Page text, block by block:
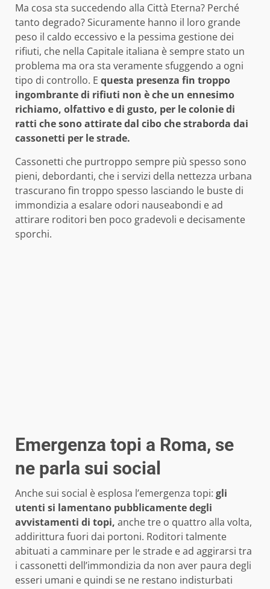
Ma cosa sta succedendo alla Città Eterna? Perché
tanto degrado? Sicuramente hanno il loro grande
peso il caldo eccessivo e la pessima gestione dei
rifiuti, che nella Capitale italiana è sempre stato un
problema ma ora sta veramente sfuggendo a ogni
tipo di controllo. E questa presenza fin troppo
ingombrante di rifiuti non è che un ennesimo
richiamo, olfattivo e di gusto, per le colonie di
ratti che sono attirate dal cibo che straborda dai
cassonetti per le strade.
Cassonetti che purtroppo sempre più spesso sono
pieni, debordanti, che i servizi della nettezza urbana
trascurano fin troppo spesso lasciando le buste di
immondizia a esalare odori nauseabondi e ad
attirare roditori ben poco gradevoli e decisamente
sporchi.
Emergenza topi a Roma, se
ne parla sui social
Anche sui social è esplosa l’emergenza topi: gli
utenti si lamentano pubblicamente degli
avvistamenti di topi, anche tre o quattro alla volta,
addirittura fuori dai portoni. Roditori talmente
abituati a camminare per le strade e ad aggirarsi tra
i cassonetti dell’immondizia da non aver paura degli
esseri umani e quindi se ne restano indisturbati